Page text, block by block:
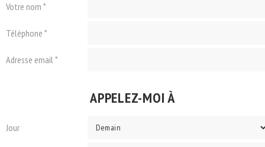
Votre nom *
Téléphone *
Adresse email *
APPELEZ-MOI À
Jour